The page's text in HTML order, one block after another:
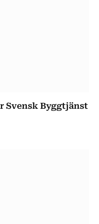
Svensk Byggtjänst